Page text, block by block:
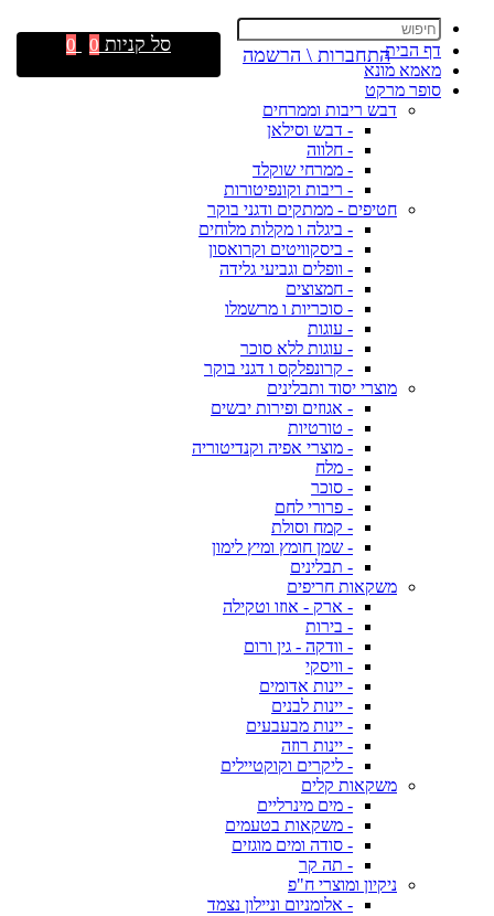
דף הבית
מאמא מונא
סופר מרקט
דבש ריבות וממרחים
- דבש וסילאן
- חלווה
- ממרחי שוקלד
- ריבות וקונפיטורות
חטיפים - ממתקים ודגני בוקר
- ביגלה ו מקלות מלוחים
- ביסקוויטים וקרואסון
- וופלים וגביעי גלידה
- חמצוצים
- סוכריות ו מרשמלו
- עוגות
- עוגות ללא סוכר
- קרונפלקס ו דגני בוקר
מוצרי יסוד ותבלינים
- אגוזים ופירות יבשים
- טורטיות
- מוצרי אפיה וקנדיטוריה
- מלח
- סוכר
- פרורי לחם
- קמח וסולת
- שמן חומץ ומיץ לימון
- תבלינים
משקאות חריפים
- ארק - אוזו וטקילה
- בירות
- וודקה - גין ורום
- וויסקי
- יינות אדומים
- יינות לבנים
- יינות מבעבעים
- יינות רוזה
- ליקרים וקוקטיילים
משקאות קלים
- מים מינרליים
- משקאות בטעמים
- סודה ומים מוגזים
- תה קר
ניקיון ומוצרי ח"פ
- אלומניום וניילון נצמד
התחברות \ הרשמה סל קניות 0
0